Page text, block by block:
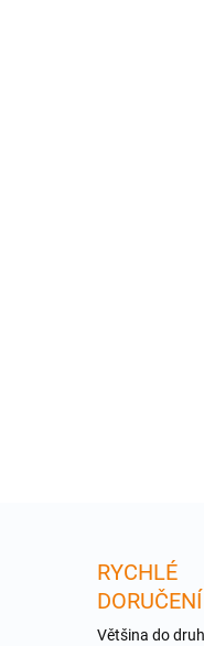
RYCHLÉ
DORUČENÍ
Většina do